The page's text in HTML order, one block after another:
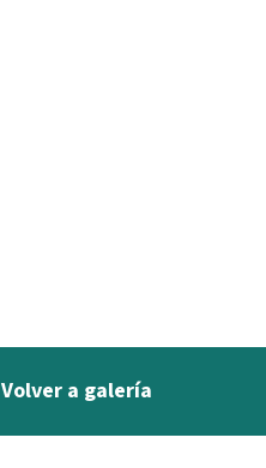
Volver a galería